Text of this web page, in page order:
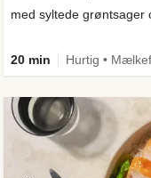
med syltede grøntsager
20 min Hurtig •